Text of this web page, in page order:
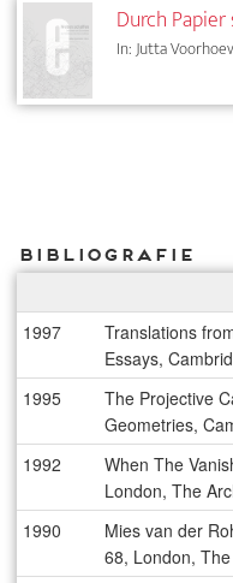
Durch
In: Jutta
Bibliografie
1997
Translations
Essays,
1995
The Projective
Geometries,
1992
When The
London, The
1990
Mies van der
68, London,